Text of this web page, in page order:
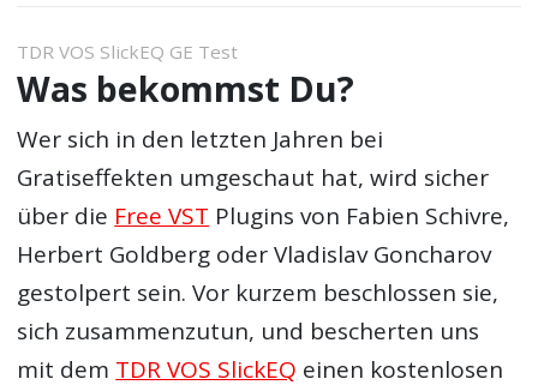
TDR VOS SlickEQ GE Test
Was bekommst Du?
Wer sich in den letzten Jahren bei
Gratiseffekten umgeschaut hat, wird sicher
über die Free VST Plugins von Fabien Schivre,
Herbert Goldberg oder Vladislav Goncharov
gestolpert sein. Vor kurzem beschlossen sie,
sich zusammenzutun, und bescherten uns
mit dem TDR VOS SlickEQ einen kostenlosen